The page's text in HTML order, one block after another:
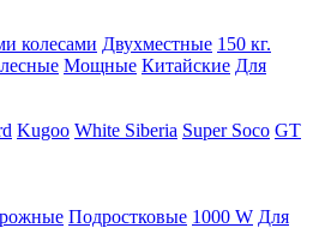
колесами Двухместные 150 кг.
Мощные Китайские Для
Kugoo White Siberia Super Soco GT
Подростковые 1000 W Для